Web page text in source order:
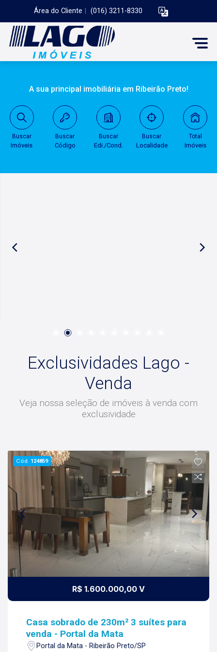
Área do Cliente (016) 3211-8330
A sua principal imobiliária em Ribeirão Preto!
Buscar
Imóveis
Buscar
Código
Buscar
Edi./Cond.
Buscar
Localidade
Total
Imóveis
Exclusividades Lago -
Venda
Veja nossa seleção de imóveis à venda com
exclusividade
Cód. 124859
R$ 1.600.000,00 V
Casa sobrado de 230m² 3 suítes para
venda - Portal da Mata
Portal da Mata - Ribeirão Preto/SP